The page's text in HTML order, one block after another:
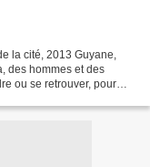
la cité, 2013 Guyane,
des hommes et des
ou se retrouver, pour